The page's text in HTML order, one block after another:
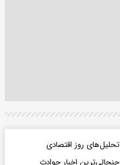
تحلیل‌های روز اقتصادی
جنجالی‌ترین اخبار حوادث